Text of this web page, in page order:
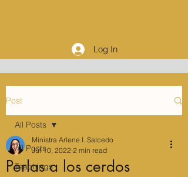
Log In
Post
All Posts
Teachings
All Posts
Perlas a los cerdos
Ministra Arlene I. Salcedo
Jul 10, 2022 2 min read